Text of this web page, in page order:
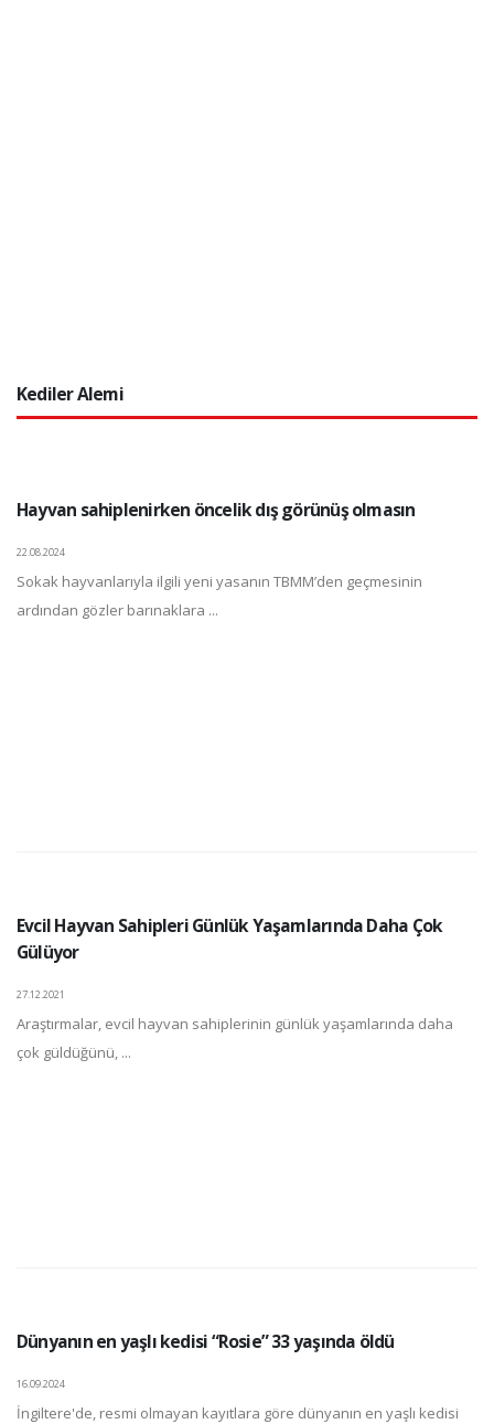
Kediler Alemi
Hayvan sahiplenirken öncelik dış görünüş olmasın
22.08.2024
Sokak hayvanlarıyla ilgili yeni yasanın TBMM’den geçmesinin
ardından gözler barınaklara ...
Evcil Hayvan Sahipleri Günlük Yaşamlarında Daha Çok
Gülüyor
27.12.2021
Araştırmalar, evcil hayvan sahiplerinin günlük yaşamlarında daha
çok güldüğünü, ...
Dünyanın en yaşlı kedisi “Rosie” 33 yaşında öldü
16.09.2024
İngiltere'de, resmi olmayan kayıtlara göre dünyanın en yaşlı kedisi